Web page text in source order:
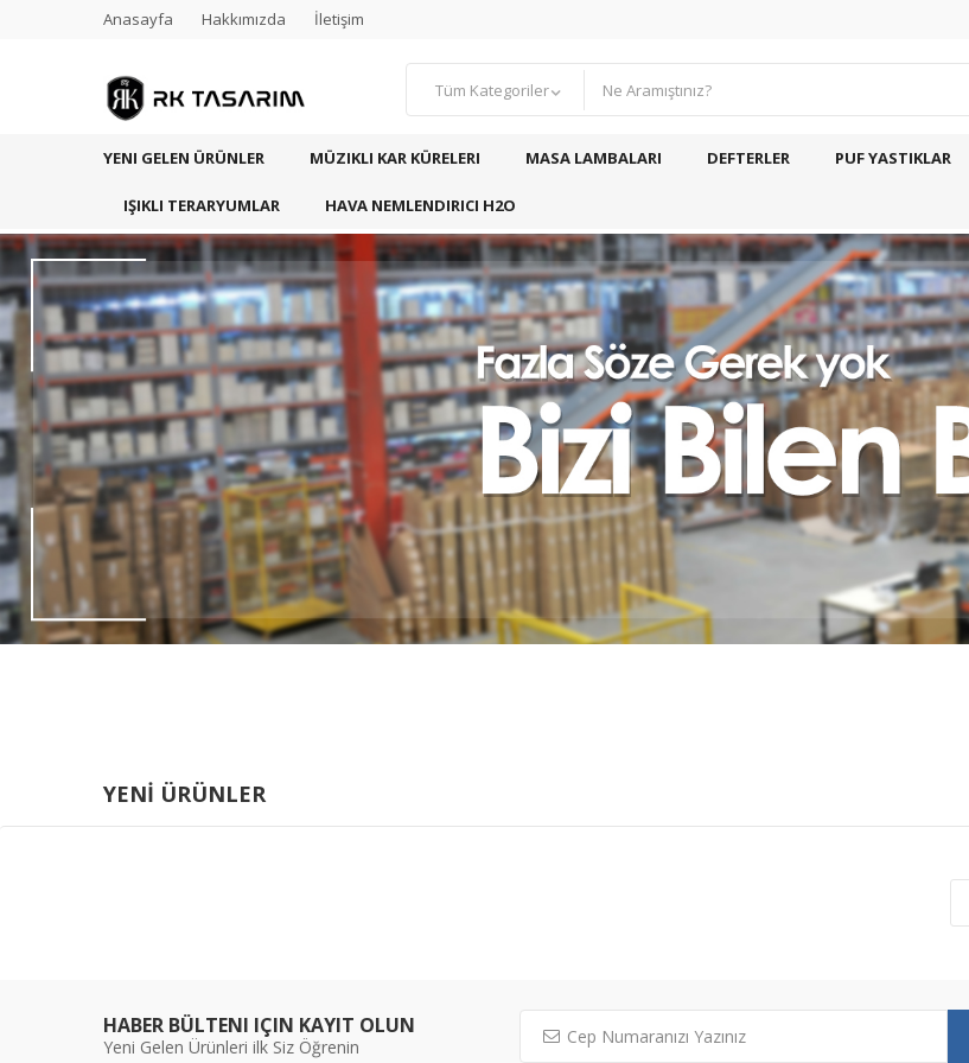
Anasayfa Hakkımızda İletişim
Tüm Kategoriler
YENI GELEN ÜRÜNLER MÜZIKLI KAR KÜRELERI MASA LAMBALARI DEFTERLER PUF YASTIKLAR
IŞIKLI TERARYUMLAR HAVA NEMLENDIRICI H2O
YENİ ÜRÜNLER
HABER BÜLTENI IÇIN KAYIT OLUN
Yeni Gelen Ürünleri ilk Siz Öğrenin